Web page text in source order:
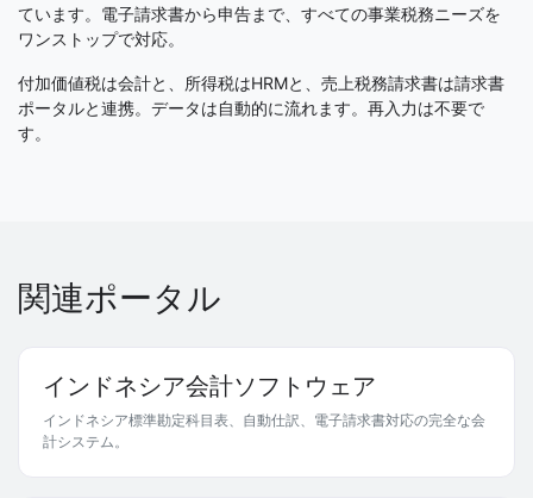
ています。電子請求書から申告まで、すべての事業税務ニーズを
ワンストップで対応。
付加価値税は会計と、所得税はHRMと、売上税務請求書は請求書
ポータルと連携。データは自動的に流れます。再入力は不要で
す。
関連ポータル
インドネシア会計ソフトウェア
インドネシア標準勘定科目表、自動仕訳、電子請求書対応の完全な会
計システム。